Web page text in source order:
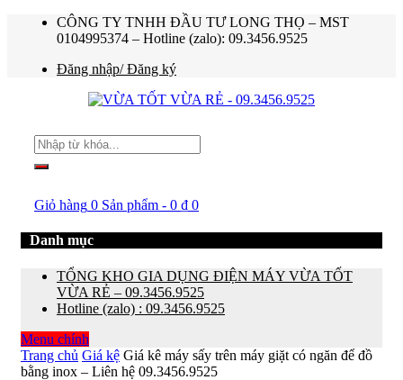
CÔNG TY TNHH ĐẦU TƯ LONG THỌ – MST
0104995374 – Hotline (zalo): 09.3456.9525
Đăng nhập/ Đăng ký
Giỏ hàng 0 Sản phẩm - 0 ₫ 0
Danh mục
TỔNG KHO GIA DỤNG ĐIỆN MÁY VỪA TỐT
VỪA RẺ – 09.3456.9525
Hotline (zalo) : 09.3456.9525
Menu chính
Trang chủ Giá kệ Giá kê máy sấy trên máy giặt có ngăn để đồ
bằng inox – Liên hệ 09.3456.9525